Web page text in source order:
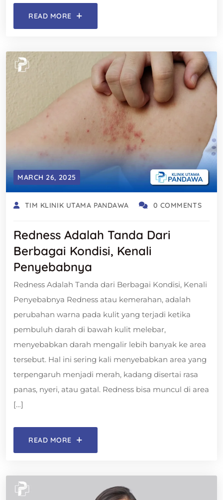
READ MORE
MARCH 26, 2025
TIM KLINIK UTAMA PANDAWA 0 COMMENTS
Redness Adalah Tanda Dari
Berbagai Kondisi, Kenali
Penyebabnya
Redness Adalah Tanda dari Berbagai Kondisi, Kenali
Penyebabnya Redness atau kemerahan, adalah
perubahan warna pada kulit yang terjadi ketika
pembuluh darah di bawah kulit melebar,
menyebabkan darah mengalir lebih banyak ke area
tersebut. Hal ini sering kali menyebabkan area yang
terpengaruh menjadi merah, kadang disertai rasa
panas, nyeri, atau gatal. Redness bisa muncul di area
[…]
READ MORE